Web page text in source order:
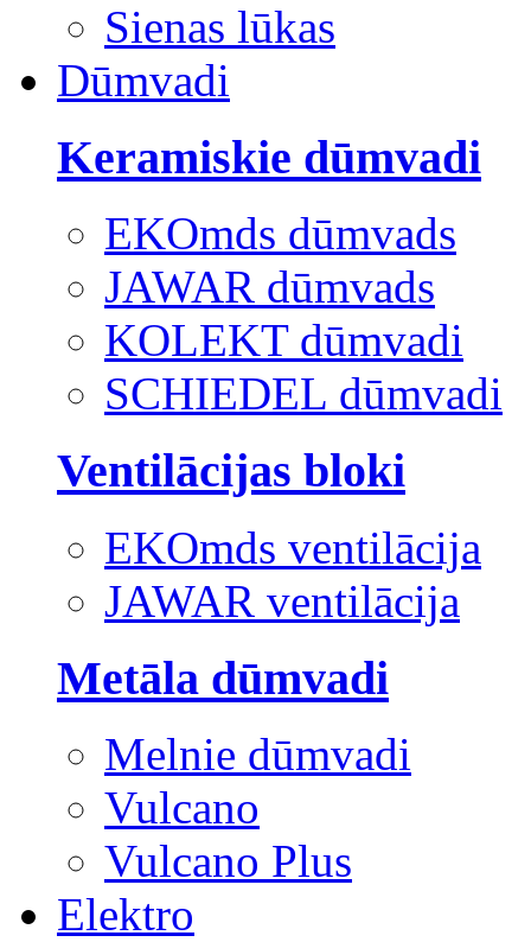
Sienas lūkas
Dūmvadi
Keramiskie dūmvadi
EKOmds dūmvads
JAWAR dūmvads
KOLEKT dūmvadi
SCHIEDEL dūmvadi
Ventilācijas bloki
EKOmds ventilācija
JAWAR ventilācija
Metāla dūmvadi
Melnie dūmvadi
Vulcano
Vulcano Plus
Elektro